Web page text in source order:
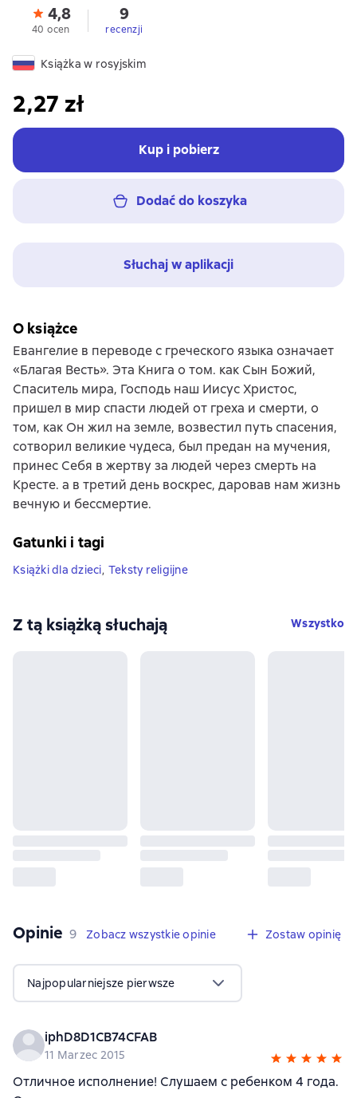
4,8
40 ocen
9
recenzji
Książka w rosyjskim
2,27 zł
Kup i pobierz
Dodać do koszyka
Słuchaj w aplikacji
O książce
Евангелие в переводе с греческого языка означает
«Благая Весть». Эта Книга о том. как Сын Божий,
Спаситель мира, Господь наш Иисус Христос,
пришел в мир спасти людей от греха и смерти, о
том, как Он жил на земле, возвестил путь спасения,
сотворил великие чудеса, был предан на мучения,
принес Себя в жертву за людей через смерть на
Кресте. а в третий день воскрес, даровав нам жизнь
вечную и бессмертие.
Gatunki i tagi
Książki dla dzieci, Teksty religijne
Z tą książką słuchają Wszystko
Opinie 9 opinie
9 Zobacz wszystkie opinie Zostaw opinię
Najpopularniejsze pierwsze
iphD8D1CB74CFAB
11 Marzec 2015
Отличное исполнение! Слушаем с ребенком 4 года.